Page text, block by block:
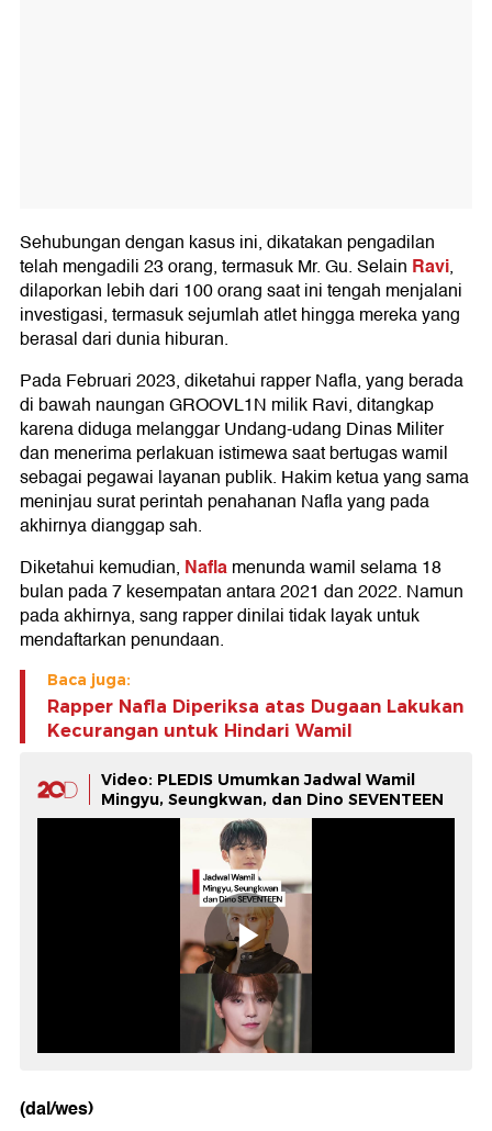
Sehubungan dengan kasus ini, dikatakan pengadilan
telah mengadili 23 orang, termasuk Mr. Gu. Selain Ravi,
dilaporkan lebih dari 100 orang saat ini tengah menjalani
investigasi, termasuk sejumlah atlet hingga mereka yang
berasal dari dunia hiburan.
Pada Februari 2023, diketahui rapper Nafla, yang berada
di bawah naungan GROOVL1N milik Ravi, ditangkap
karena diduga melanggar Undang-udang Dinas Militer
dan menerima perlakuan istimewa saat bertugas wamil
sebagai pegawai layanan publik. Hakim ketua yang sama
meninjau surat perintah penahanan Nafla yang pada
akhirnya dianggap sah.
Diketahui kemudian, Naflamenunda wamil selama 18
bulan pada 7 kesempatan antara 2021 dan 2022. Namun
pada akhirnya, sang rapper dinilai tidak layak untuk
mendaftarkan penundaan.
Baca juga:
Rapper Nafla Diperiksa atas Dugaan Lakukan
Kecurangan untuk Hindari Wamil
Video: PLEDIS Umumkan Jadwal Wamil
Mingyu, Seungkwan, dan Dino SEVENTEEN
(dal/wes)